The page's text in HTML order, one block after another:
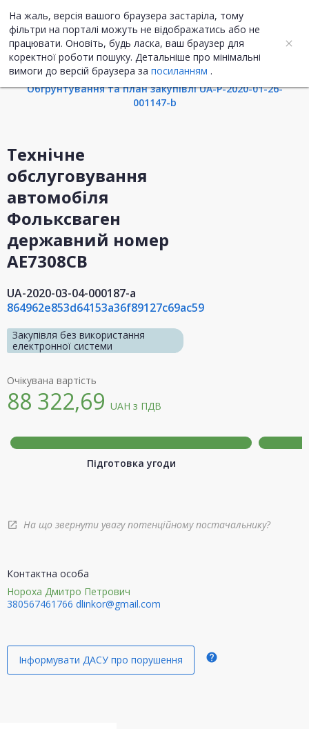
На жаль, версія вашого браузера застаріла, тому
фільтри на порталі можуть не відображатись або не
працювати. Оновіть, будь ласка, ваш браузер для
коректної роботи пошуку. Детальніше про мінімальні
вимоги до версій браузера за посиланням .
UA ENG
Інформація про закупівлю
Обгрунтування та план закупівлі UA-P-2020-01-26-
001147-b
Технічне
обслуговування
автомобіля
Фольксваген
державний номер
АЕ7308СВ
UA-2020-03-04-000187-a
864962e853d64153a36f89127c69ac59
Закупівля без використання
електронної системи
Очікувана вартість
88 322,69 UAH з ПДВ
Підготовка угоди
open_in_new На що звернути увагу потенційному постачальнику?
Контактна особа
Нороха Дмитро Петрович
380567461766 dlinkor@gmail.com
Інформувати ДАСУ про порушення help